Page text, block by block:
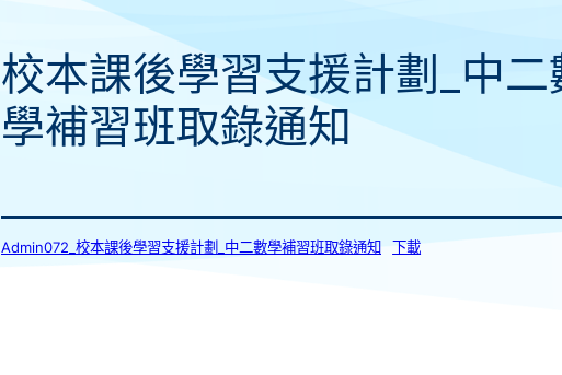
校本課後學習支援計劃_中二
學補習班取錄通知
Admin072_校本課後學習支援計劃_中二數學補習班取錄通知 下載